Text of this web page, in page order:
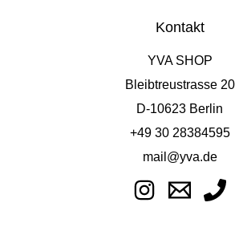
Kontakt
YVA SHOP
Bleibtreustrasse 20
D-10623 Berlin
+49 30 28384595
mail@yva.de